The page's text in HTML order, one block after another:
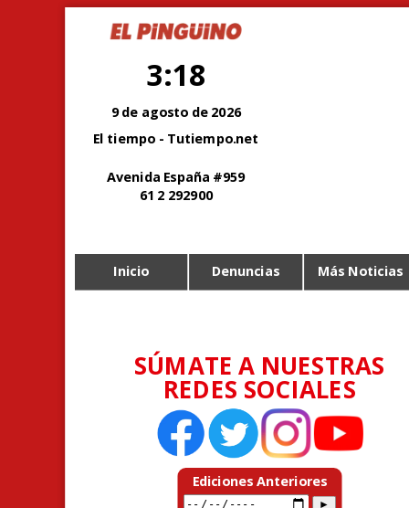
3:18
9 de agosto de 2026
El tiempo - Tutiempo.net
Avenida España #959
61 2 292900
Inicio Denuncias Más Noticias
SÚMATE A NUESTRAS
REDES SOCIALES
Ediciones Anteriores